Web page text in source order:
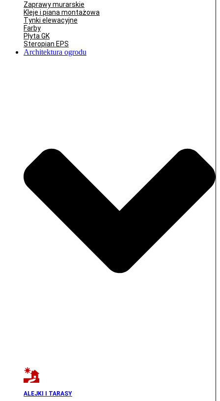
Zaprawy murarskie
Kleje i piana montażowa
Tynki elewacyjne
Farby
Płyta GK
Steropian EPS
Architektura ogrodu
ALEJKI I TARASY